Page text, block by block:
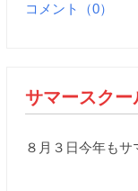
コメント（0）
サマースクー
８月３日今年もサ